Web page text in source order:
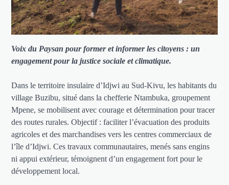
Voix du Paysan pour former et informer les citoyens : un
engagement pour la justice sociale et climatique.
Dans le territoire insulaire d’Idjwi au Sud-Kivu, les habitants du
village Buzibu, situé dans la chefferie Ntambuka, groupement
Mpene, se mobilisent avec courage et détermination pour tracer
des routes rurales. Objectif : faciliter l’évacuation des produits
agricoles et des marchandises vers les centres commerciaux de
l’île d’Idjwi. Ces travaux communautaires, menés sans engins
ni appui extérieur, témoignent d’un engagement fort pour le
développement local.